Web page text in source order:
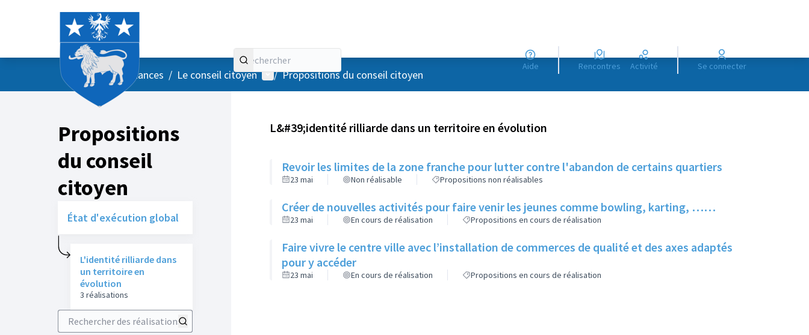
Aide Rencontres Activité Se connecter
AccueilMenu principal
/ Vos instances / Le conseil citoyen Menu utilisateur
/ Propositions du conseil citoyen
Propositions
du conseil
citoyen
État d'exécution global
L'identité rilliarde dans
un territoire en
évolution
3 réalisations
Rechercher des réalisations
L&#39;identité rilliarde dans un territoire en évolution
Revoir les limites de la zone franche pour lutter contre l'abandon de certains quartiers
23 mai Non réalisable Propositions non réalisables
Créer de nouvelles activités pour faire venir les jeunes comme bowling, karting, ……
23 mai En cours de réalisation Propositions en cours de réalisation
Faire vivre le centre ville avec l’installation de commerces de qualité et des axes adaptés
pour y accéder
23 mai En cours de réalisation Propositions en cours de réalisation